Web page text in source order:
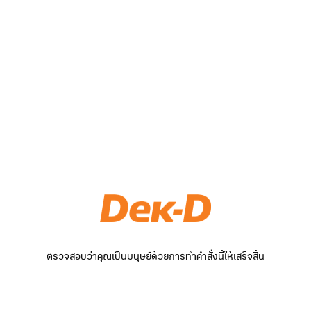
ตรวจสอบว่าคุณเป็นมนุษย์ด้วยการทำคำสั่งนี้ให้เสร็จสิ้น